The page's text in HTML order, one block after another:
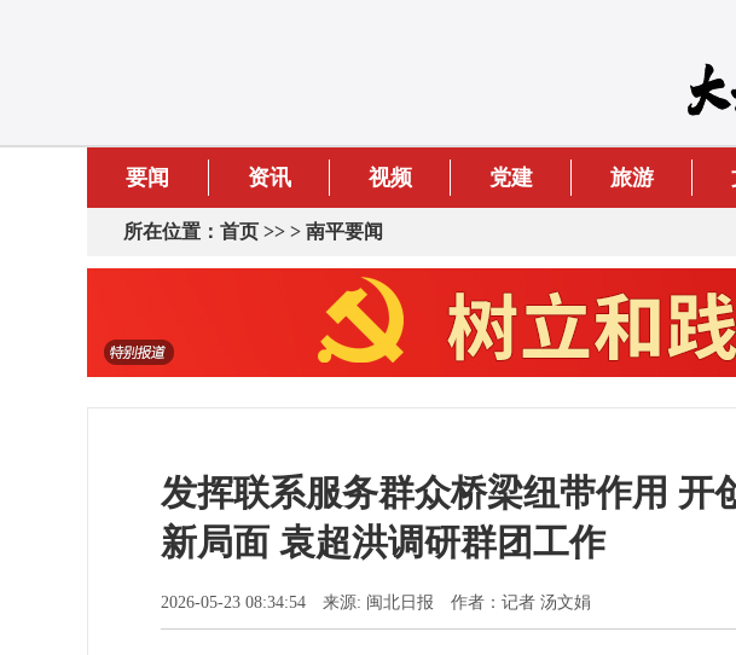
要闻 资讯 视频 党建 旅游
所在位置： 首页 >> > 南平要闻
发挥联系服务群众桥梁纽带作用 开
新局面 袁超洪调研群团工作
2026-05-23 08:34:54 来源: 闽北日报 作者：记者 汤文娟